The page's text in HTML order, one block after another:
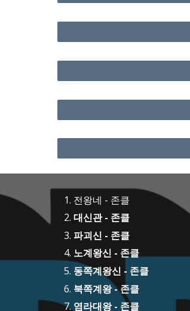
전왕네 - 존클
대신관 - 존클
파괴신 - 존클
노계왕신 - 존클
동쪽계왕신 - 존클
북쪽계왕 - 존클
염라대왕 - 존클